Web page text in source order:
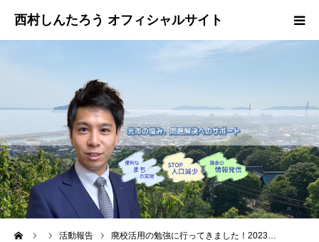
活動報告 廃校活用の勉強に行ってきました！2023…
プロフィール
政策・ビジョン
お問い合わせ